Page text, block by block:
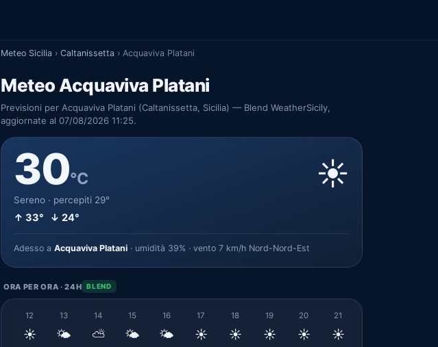
Meteo Sicilia › Caltanissetta › Acquaviva Platani
Meteo Acquaviva Platani
Previsioni per Acquaviva Platani (Caltanissetta, Sicilia) — Blend WeatherSicily,
aggiornate al 07/08/2026 11:25.
30°C
Sereno · percepiti 29°
↑ 33° ↓ 24°
☀️
Adesso a Acquaviva Platani · umidità 39% · vento 7 km/h Nord-Nord-Est
ORA PER ORA · 24H BLEND
12
☀️
13
🌤️
14
⛅
15
🌤️
16
🌤️
17
☀️
18
☀️
19
☀️
20
☀️
21
☀️